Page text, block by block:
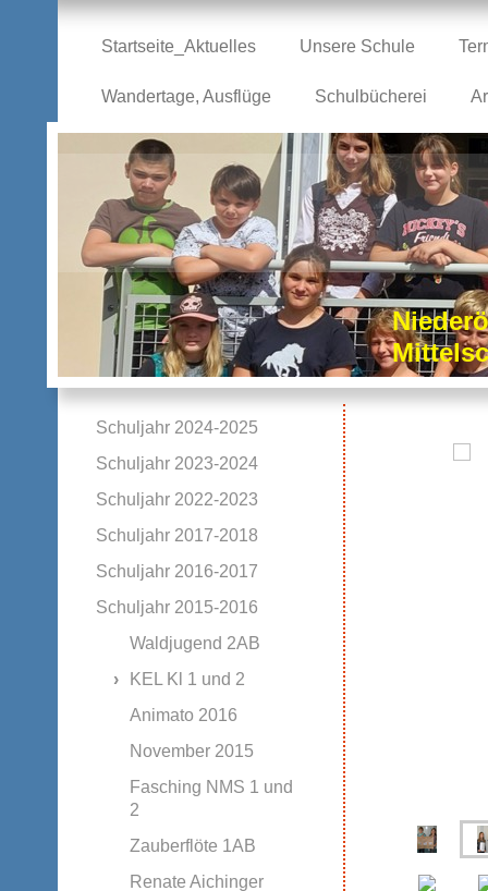
Startseite_Aktuelles Unsere Schule
Wandertage, Ausflüge Schulbücherei
Schuljahr 2024-2025
Schuljahr 2023-2024
Schuljahr 2022-2023
Schuljahr 2017-2018
Schuljahr 2016-2017
Schuljahr 2015-2016
Waldjugend 2AB
KEL Kl 1 und 2
Animato 2016
November 2015
Fasching NMS 1 und
2
Zauberflöte 1AB
Renate Aichinger